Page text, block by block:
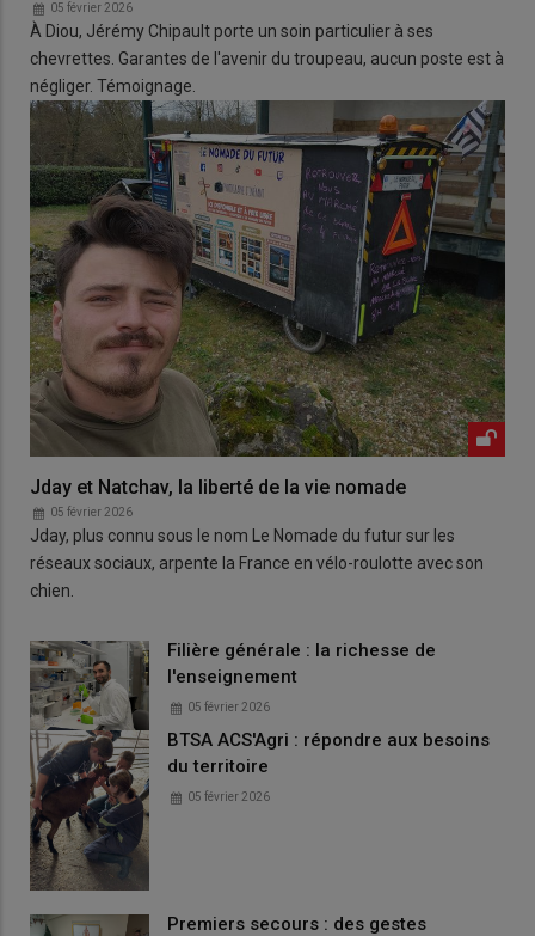
05 février 2026
À Diou, Jérémy Chipault porte un soin particulier à ses
chevrettes. Garantes de l'avenir du troupeau, aucun poste est à
négliger. Témoignage.
Jday et Natchav, la liberté de la vie nomade
05 février 2026
Jday, plus connu sous le nom Le Nomade du futur sur les
réseaux sociaux, arpente la France en vélo-roulotte avec son
chien.
Filière générale : la richesse de
l'enseignement
05 février 2026
BTSA ACS'Agri : répondre aux besoins
du territoire
05 février 2026
Premiers secours : des gestes